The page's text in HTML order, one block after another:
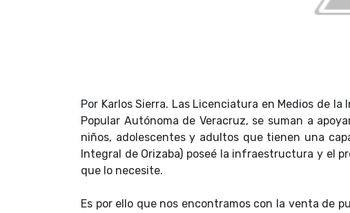
Por Karlos Sierra. Las Licenciatura en Medios de
Popular Autónoma de Veracruz, se suman a
niños, adolescentes y adultos que tienen una
Integral de Orizaba) poseé la infraestructura y el
que lo necesite.
Es por ello que nos encontramos con la venta de